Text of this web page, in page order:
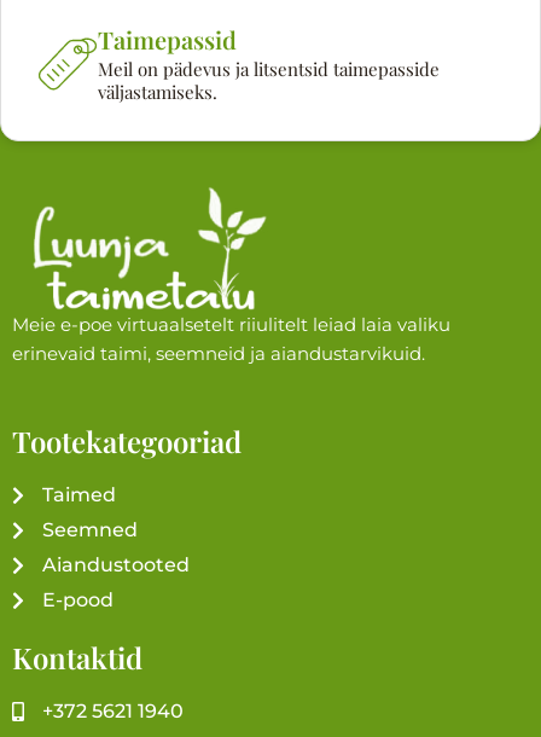
Taimepassid
Meil on pädevus ja litsentsid taimepasside
väljastamiseks.
Meie e-poe virtuaalsetelt riiulitelt leiad laia valiku
erinevaid taimi, seemneid ja aiandustarvikuid.
Tootekategooriad
Taimed
Seemned
Aiandustooted
E-pood
Kontaktid
+372 5621 1940